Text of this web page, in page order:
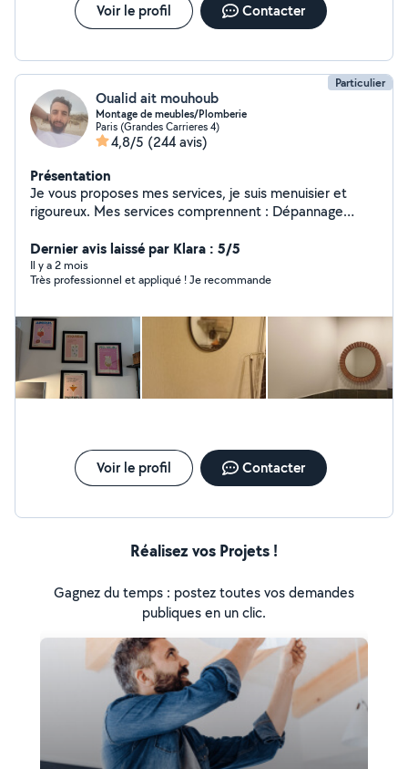
Voir le profil Contacter
Particulier
Oualid ait mouhoub
Montage de meubles/Plomberie
Paris (Grandes Carrieres 4)
4,8/5 (244 avis)
Présentation
Je vous proposes mes services, je suis menuisier et
rigoureux. Mes services comprennent : Dépannage
Petit Bricolages Le Nettoyage à domicile Le Nettoyage
après chantier Disponible N'hésitez pas pas à me
contacter pour plus d'information.
Dernier avis laissé par Klara : 5/5
Il y a 2 mois
Très professionnel et appliqué ! Je recommande
Voir le profil Contacter
Réalisez vos Projets !
Gagnez du temps : postez toutes vos demandes
publiques en un clic.